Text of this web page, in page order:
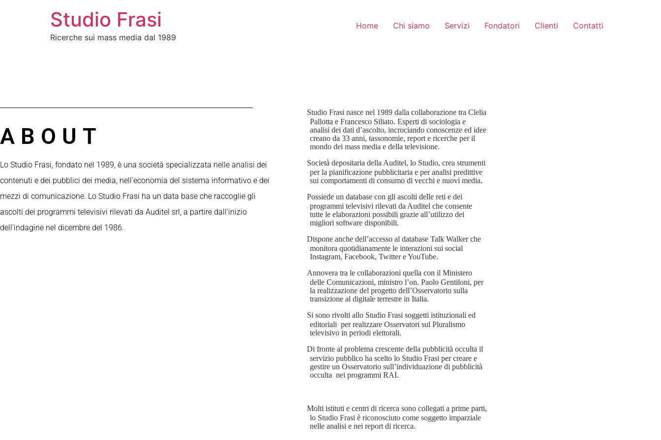
Studio Frasi
Ricerche sui mass media dal 1989
Home Chi siamo Servizi Fondatori Clienti Contatti
ABOUT
Lo Studio Frasi, fondato nel 1989, è una società specializzata nelle analisi dei
contenuti e dei pubblici dei media, nell’economia del sistema informativo e dei
mezzi di comunicazione. Lo Studio Frasi ha un data base che raccoglie gli
ascolti dei programmi televisivi rilevati da Auditel srl, a partire dall’inizio
dell’indagine nel dicembre del 1986.
Studio Frasi nasce nel 1989 dalla collaborazione tra Clelia
Pallotta e Francesco Siliato. Esperti di sociologia e
analisi dei dati d’ascolto, incrociando conoscenze ed idee
creano da 33 anni, tassonomie, report e ricerche per il
mondo dei mass media e della televisione.
Società depositaria della Auditel, lo Studio, crea strumenti
per la pianificazione pubblicitaria e per analisi predittive
sui comportamenti di consumo di vecchi e nuovi media.
Possiede un database con gli ascolti delle reti e dei
programmi televisivi rilevati da Auditel che consente
tutte le elaborazioni possibili grazie all’utilizzo dei
migliori software disponibili.
Dispone anche dell’accesso al database Talk Walker che
monitora quotidianamente le interazioni sui social
Instagram, Facebook, Twitter e YouTube.
Annovera tra le collaborazioni quella con il Ministero
delle Comunicazioni, ministro l’on. Paolo Gentiloni, per
la realizzazione del progetto dell’Osservatorio sulla
transizione al digitale terrestre in Italia.
Si sono rivolti allo Studio Frasi soggetti istituzionali ed
editoriali per realizzare Osservatori sul Pluralismo
televisivo in periodi elettorali.
Di fronte al problema crescente della pubblicità occulta il
servizio pubblico ha scelto lo Studio Frasi per creare e
gestire un Osservatorio sull’individuazione di pubblicità
occulta nei programmi RAI.
Molti istituti e centri di ricerca sono collegati a prime parti,
lo Studio Frasi è riconosciuto come soggetto imparziale
nelle analisi e nei report di ricerca.